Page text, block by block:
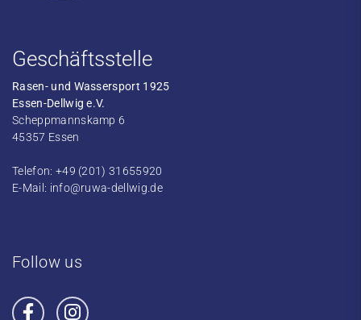
Geschäftsstelle
Rasen- und Wassersport 1925
Essen-Dellwig e.V.
Scheppmannskamp 6
45357 Essen
Telefon: +49 (201) 31655920
E-Mail: info@ruwa-dellwig.de
Follow us